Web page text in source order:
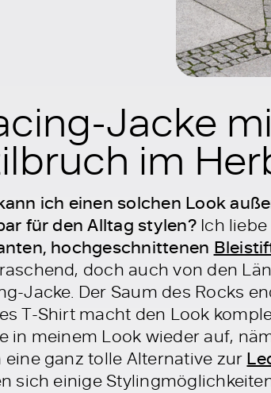
Jacke
im
ich einen solchen Look
für den Alltag stylen?Ich liebe
hochgeschnittenen
doch auch von den
Jacke. Der Saum des Rocks
T-Shirt macht den Look
in meinem Look wieder auf,
eine ganz tolle Alternative zur
sich einige